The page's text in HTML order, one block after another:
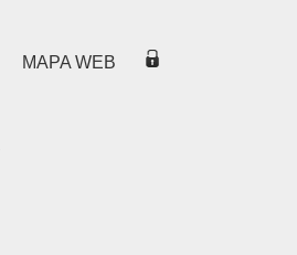
MAPA WEB